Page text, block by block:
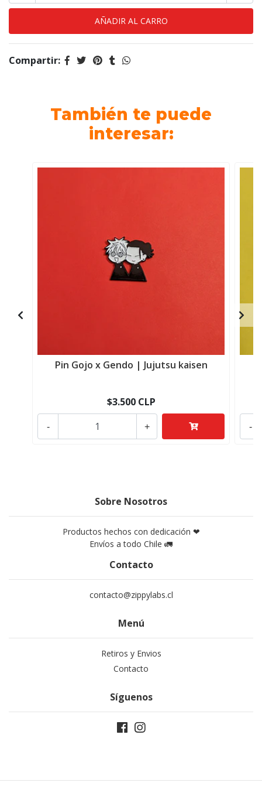
Compartir:
También te puede
interesar:
Pin Gojo x Gendo | Jujutsu kaisen
$3.500 CLP
+
- -
Sobre Nosotros
Productos hechos con dedicación ❤
Envíos a todo Chile 🚛
Contacto
contacto@zippylabs.cl
Menú
Retiros y Envios
Contacto
Síguenos